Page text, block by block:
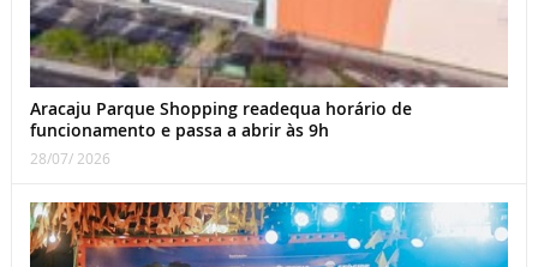
Aracaju Parque Shopping readequa horário de
funcionamento e passa a abrir às 9h
28/07/ 2026